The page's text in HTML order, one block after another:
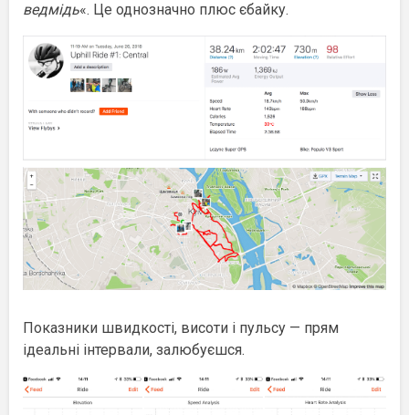
ведмідь«. Це однозначно плюс єбайку.
Показники швидкості, висоти і пульсу — прям
ідеальні інтервали, залюбуєшся.